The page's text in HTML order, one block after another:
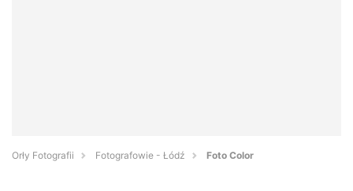
Orły Fotografii Fotografowie - Łódź Foto Color